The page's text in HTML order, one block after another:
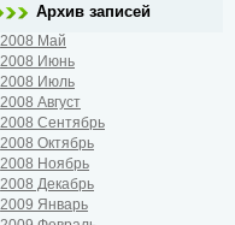
Архив записей
2008 Май
2008 Июнь
2008 Июль
2008 Август
2008 Сентябрь
2008 Октябрь
2008 Ноябрь
2008 Декабрь
2009 Январь